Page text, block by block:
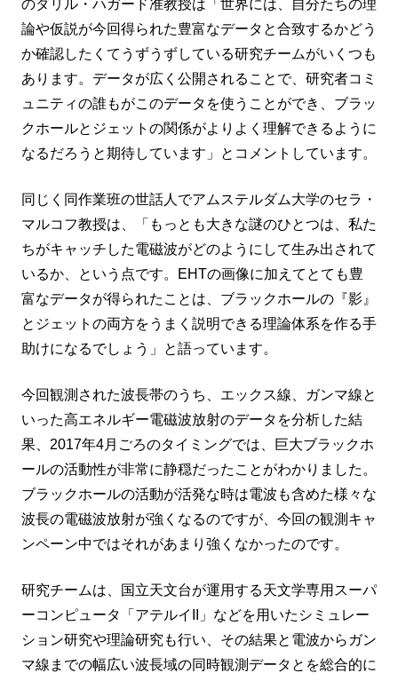
のダリル・ハガード准教授は「世界には、自分たちの理
論や仮説が今回得られた豊富なデータと合致するかどう
か確認したくてうずうずしている研究チームがいくつも
あります。データが広く公開されることで、研究者コミ
ュニティの誰もがこのデータを使うことができ、ブラッ
クホールとジェットの関係がよりよく理解できるように
なるだろうと期待しています」とコメントしています。
同じく同作業班の世話人でアムステルダム大学のセラ・
マルコフ教授は、「もっとも大きな謎のひとつは、私た
ちがキャッチした電磁波がどのようにして生み出されて
いるか、という点です。EHTの画像に加えてとても豊
富なデータが得られたことは、ブラックホールの『影』
とジェットの両方をうまく説明できる理論体系を作る手
助けになるでしょう」と語っています。
今回観測された波長帯のうち、エックス線、ガンマ線と
いった高エネルギー電磁波放射のデータを分析した結
果、2017年4月ごろのタイミングでは、巨大ブラックホ
ールの活動性が非常に静穏だったことがわかりました。
ブラックホールの活動が活発な時は電波も含めた様々な
波長の電磁波放射が強くなるのですが、今回の観測キャ
ンペーン中ではそれがあまり強くなかったのです。
研究チームは、国立天文台が運用する天文学専用スーパ
ーコンピュータ「アテルイII」などを用いたシミュレー
ション研究や理論研究も行い、その結果と電波からガン
マ線までの幅広い波長域の同時観測データとを総合的に